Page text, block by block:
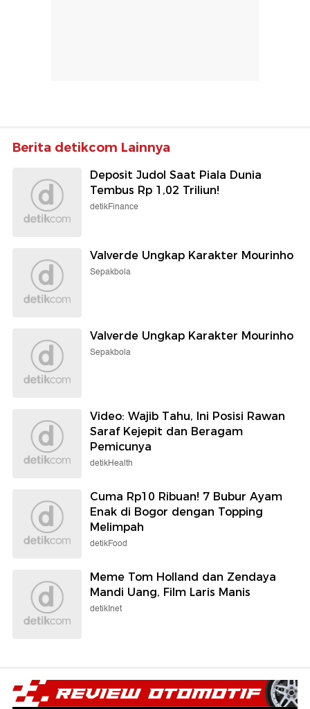
Berita detikcom Lainnya
Deposit Judol Saat Piala Dunia
Tembus Rp 1,02 Triliun!
detikFinance
Valverde Ungkap Karakter Mourinho
Sepakbola
Valverde Ungkap Karakter Mourinho
Sepakbola
Video: Wajib Tahu, Ini Posisi Rawan
Saraf Kejepit dan Beragam
Pemicunya
detikHealth
Cuma Rp10 Ribuan! 7 Bubur Ayam
Enak di Bogor dengan Topping
Melimpah
detikFood
Meme Tom Holland dan Zendaya
Mandi Uang, Film Laris Manis
detikInet